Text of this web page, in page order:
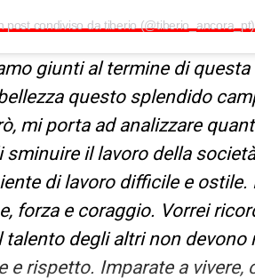
post condiviso da tiberio (@tiberio_ancora_pt)
giunti al termine di
questo splendido
mi porta ad analizzare
il lavoro della
di lavoro difficile e
forza e coraggio. Vorrei
talento degli altri non
e rispetto. Imparate a